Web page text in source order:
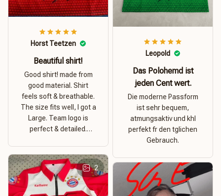
Horst Teetzen
Beautiful shirt!
Good shirt! made from
good material. Shirt
feels soft & breathable.
The size fits well, I got a
Large. Team logo is
perfect & detailed.
Leopold
Das Polohemd ist
jeden Cent wert.
Die moderne Passform
ist sehr bequem,
atmungsaktiv und khl
perfekt fr den tglichen
Gebrauch.
2